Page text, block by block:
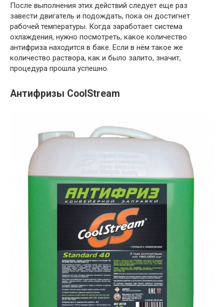
После выполнения этих действий следует еще раз
завести двигатель и подождать, пока он достигнет
рабочей температуры. Когда заработает система
охлаждения, нужно посмотреть, какое количество
антифриза находится в баке. Если в нём такое же
количество раствора, как и было залито, значит,
процедура прошла успешно.
Антифризы CoolStream